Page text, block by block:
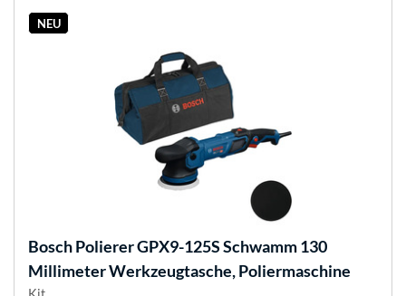
NEU
BoschPolierer GPX9-125S Schwamm 130
Millimeter Werkzeugtasche, Poliermaschine